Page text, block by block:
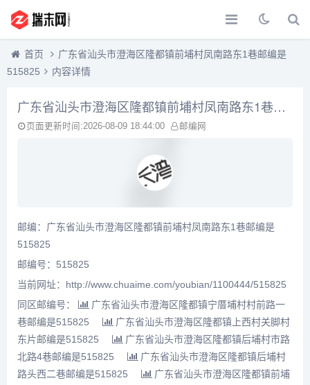
首页
广东省汕头市澄海区隆都镇前埔村凤南路东1巷邮编是
515825
内容详情
广东省汕头市澄海区隆都镇前埔村凤南路东1巷邮编是515825
页面更新时间:2026-08-09 18:44:00 邮编网
邮编：广东省汕头市澄海区隆都镇前埔村凤南路东1巷邮编是
515825
邮编号：515825
当前网址：http://www.chuaime.com/youbian/1100444/515825
同区邮编号：
广东省汕头市澄海区隆都镇宁厝埔村村前路一
巷邮编是515825
广东省汕头市澄海区隆都镇上西村关脚村
东片邮编是515825
广东省汕头市澄海区隆都镇后埔村市路
北路4巷邮编是515825
广东省汕头市澄海区隆都镇后埔村
路头西二巷邮编是515825
广东省汕头市澄海区隆都镇前埔